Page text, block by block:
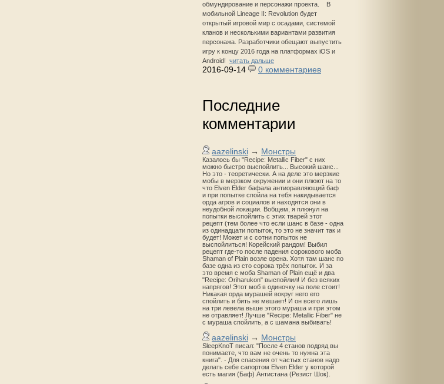
обмундирование и персонажи проекта. В
мобильной Lineage II: Revolution будет
открытый игровой мир с осадами, системой
кланов и несколькими вариантами развития
персонажа. Разработчики обещают выпустить
игру к концу 2016 года на платформах iOS и
Android! читать дальше
2016-09-14 0 комментариев
Последние
комментарии
aazelinski → Монстры
Казалось бы "Recipe: Metallic Fiber" с них
можно быстро выспойлить... Высокий шанс...
Но это - теоретически. А на деле это мерзкие
мобы в мерзком окружении и они плюют на то
что Elven Elder бафала антиоравляющий баф
и при попытке спойла на тебя накидывается
орда агров и социалов и находятся они в
неудобной локации. Вобщем, я плюнул на
попытки выспойлить с этих тварей этот
рецепт (тем более что если шанс в базе - одна
из одинадцати попыток, то это не значит так и
будет! Может и с сотни попыток не
выспойлиться! Корейский рандом! Выбил
рецепт где-то после падения сорокового моба
Shaman of Plain возле орена. Хотя там шанс по
базе одна из сто сорока трёх попыток. И за
это время с моба Shaman of Plain ещё и два
"Recipe: Oriharukon" выспойлил! И без всяких
напрягов! Этот моб в одиночку на поле стоит!
Никакая орда мурашей вокруг него его
спойлить и бить не мешает! И он всего лишь
на три левела выше этого мураша и при этом
не отравляет! Лучше "Recipe: Metallic Fiber" не
с мураша спойлить, а с шамана выбивать!
aazelinski → Монстры
SleepKnoT писал: "После 4 станов подряд вы
понимаете, что вам не очень то нужна эта
книга". - Для спасения от частых станов надо
делать себе сапортом Elven Elder у которой
есть магия (Баф) Антистана (Резист Шок).